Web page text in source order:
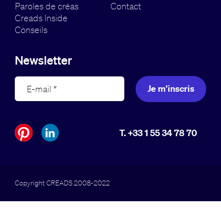
Paroles de créas
Creads Inside
Conseils
Contact
Newsletter
Je m'inscris
T. +33 1 55 34 78 70
Copyright CREADS 2008-2022